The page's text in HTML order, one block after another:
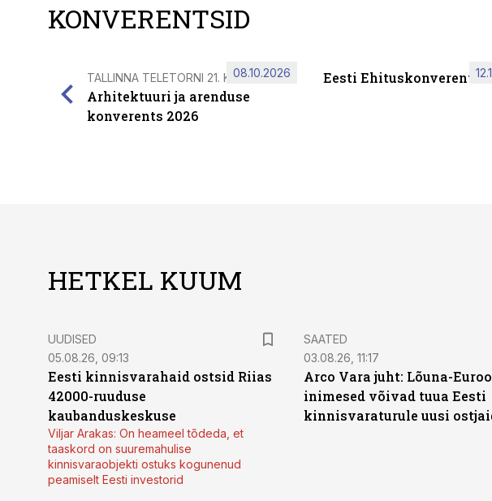
KONVERENTSID
TALLINNA TELETORNI 21. KORRUSEL
Arhitektuuri ja arenduse
konverents 2026
08.10.2026 Eesti Ehituskonverents
HETKEL KUUM
UUDISED
05.08.26, 09:13
Eesti kinnisvarahaid ostsid Riias
42000-ruuduse
kaubanduskeskuse
Viljar Arakas: On heameel tõdeda, et
taaskord on suuremahulise
kinnisvaraobjekti ostuks kogunenud
peamiselt Eesti investorid
SAATED
03.08.26, 11:17
Arco Vara juht: Lõuna-
inimesed võivad tuua Eesti
kinnisvaraturule uusi